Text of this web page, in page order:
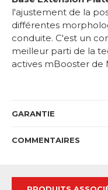
l'ajustement de la
différentes
conduite. C'est un
meilleur parti de la
actives mBooster de
GARANTIE
COMMENTAIRES